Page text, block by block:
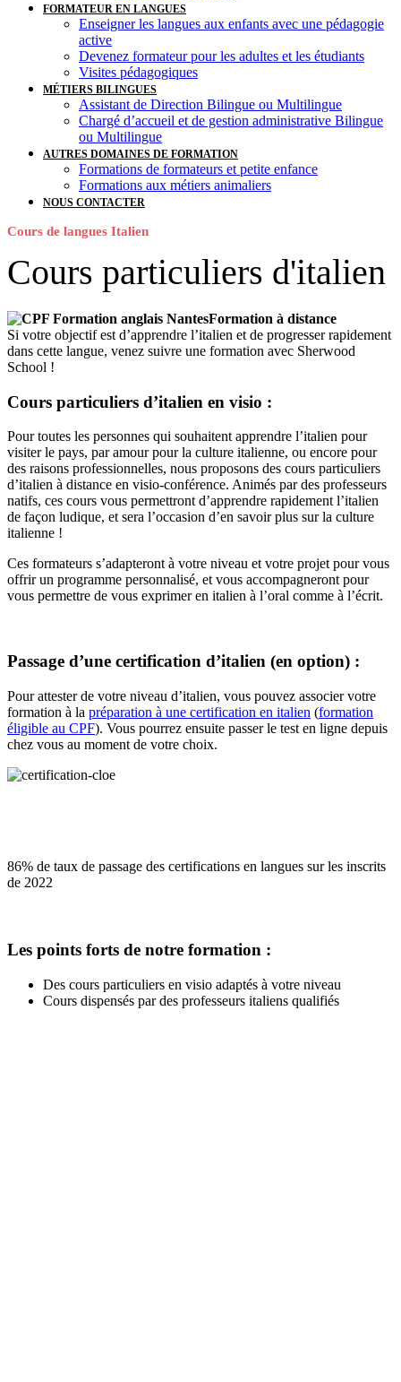
FORMATEUR EN LANGUES
Enseigner les langues aux enfants avec une pédagogie
active
Devenez formateur pour les adultes et les étudiants
Visites pédagogiques
MÉTIERS BILINGUES
Assistant de Direction Bilingue ou Multilingue
Chargé d’accueil et de gestion administrative Bilingue
ou Multilingue
AUTRES DOMAINES DE FORMATION
Formations de formateurs et petite enfance
Formations aux métiers animaliers
NOUS CONTACTER
Cours de langues Italien
Cours particuliers d'italien
Formation à distance
Si votre objectif est d’apprendre l’italien et de progresser rapidement
dans cette langue, venez suivre une formation avec Sherwood
School !
Cours particuliers d’italien en visio :
Pour toutes les personnes qui souhaitent apprendre l’italien pour
visiter le pays, par amour pour la culture italienne, ou encore pour
des raisons professionnelles, nous proposons des cours particuliers
d’italien à distance en visio-conférence. Animés par des professeurs
natifs, ces cours vous permettront d’apprendre rapidement l’italien
de façon ludique, et sera l’occasion d’en savoir plus sur la culture
italienne !
Ces formateurs s’adapteront à votre niveau et votre projet pour vous
offrir un programme personnalisé, et vous accompagneront pour
vous permettre de vous exprimer en italien à l’oral comme à l’écrit.
Passage d’une certification d’italien (en option) :
Pour attester de votre niveau d’italien, vous pouvez associer votre
formation à la préparation à une certification en italien (formation
éligible au CPF). Vous pourrez ensuite passer le test en ligne depuis
chez vous au moment de votre choix.
86% de taux de passage des certifications en langues sur les inscrits
de 2022
Les points forts de notre formation :
Des cours particuliers en visio adaptés à votre niveau
Cours dispensés par des professeurs italiens qualifiés